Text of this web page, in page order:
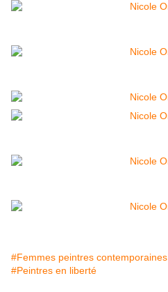
#Femmes peintres contemporaines
#Peintres en liberté